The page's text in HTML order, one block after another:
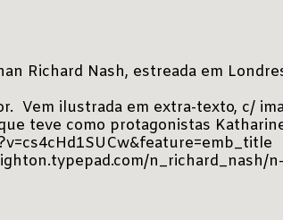
Richard Nash, estreada em
Vem ilustrada em extra-texto, c/
teve como protagonistas
n_richard_nash/